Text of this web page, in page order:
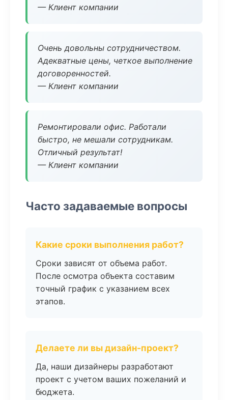
— Клиент компании
Очень довольны сотрудничеством.
Адекватные цены, четкое выполнение
договоренностей.
— Клиент компании
Ремонтировали офис. Работали
быстро, не мешали сотрудникам.
Отличный результат!
— Клиент компании
Часто задаваемые вопросы
Какие сроки выполнения работ?
Сроки зависят от объема работ.
После осмотра объекта составим
точный график с указанием всех
этапов.
Делаете ли вы дизайн-проект?
Да, наши дизайнеры разработают
проект с учетом ваших пожеланий и
бюджета.